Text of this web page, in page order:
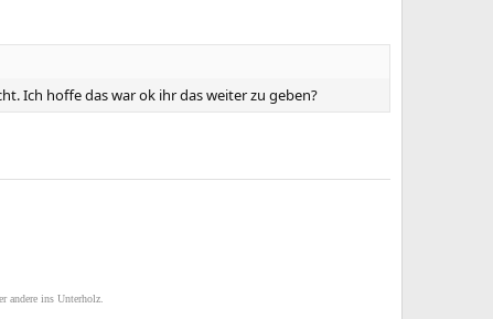
Ich hoffe das war ok ihr das weiter zu geben?
andere ins Unterholz.